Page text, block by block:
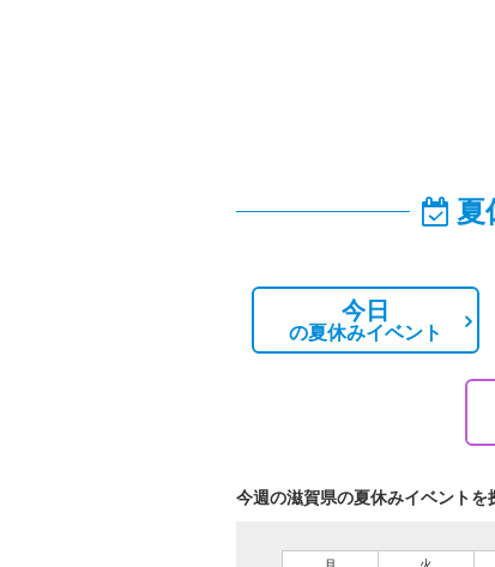
夏
今日
の夏休みイベント
今週の滋賀県の夏休みイベントを